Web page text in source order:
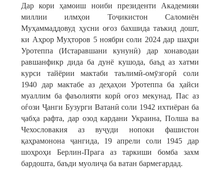
Дар кори ҳамоиш ноиби президенти Академияи
миллии илмҳои Тоҷикистон Саломиён
Муҳаммаддовуд ҳусни оғоз бахшида таъкид дошт,
ки Аҳрор Муҳторов 5 ноябри соли 2024 дар шаҳри
Уротеппа (Истаравшани кунунӣ) дар хонаводаи
равшанфикр дида ба дунё кушода, баъд аз хатми
курси тайёрии мактаби таълимӣ-омӯзгорӣ соли
1940 дар мактабе аз деҳаҳои Уротеппа ба ҳайси
муаллим ба фаъолияти корӣ оғоз мекунад. Пас аз
оѓози Ҷанги Бузурги Ватанӣ соли 1942 ихтиёран ба
ҷабҳа рафта, дар озод кардани Украина, Полша ва
Чехословакия аз вуҷуди нопоки фашистон
қаҳрамонона ҷангида, 19 апрели соли 1945 дар
шоҳроҳи Берлин-Прага аз таркиши бомба захм
бардошта, баъди муолиҷа ба ватан бармегардад.